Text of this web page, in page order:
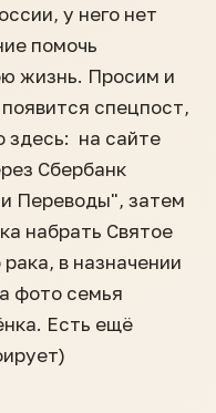
у него нет
помочь
жизнь. Просим и
спецпост,
здесь: на сайте
Сбербанк
Переводы", затем
набрать Святое
в назначении
фото семья
Есть ещё